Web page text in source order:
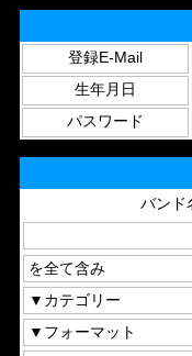
登録E-Mail
生年月日
パスワード
バンド